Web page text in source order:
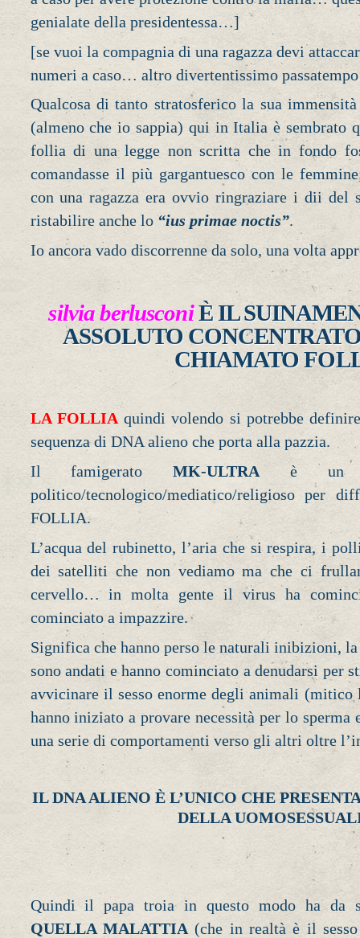
genialate della presidentessa…]
[se vuoi la compagnia di una ragazza devi
numeri a caso… altro divertentissimo
Qualcosa di tanto stratosferico la sua
(almeno che io sappia) qui in Italia è sembrato
follia di una legge non scritta che in fondo
comandasse il più gargantuesco con le
con una ragazza era ovvio ringraziare i dii del
ristabilire anche lo “ius primae noctis”.
Io ancora vado discorrenne da solo, una volta
silvia berlusconiÈ IL
ASSOLUTO
CHIAMATO
LA FOLLIAquindi volendo si potrebbe
sequenza di DNA alieno che porta alla pazzia.
Il famigeratoMK-ULTRA è un
politico/tecnologico/mediatico/religioso per
FOLLIA.
L’acqua del rubinetto, l’aria che si respira, i
dei satelliti che non vediamo ma che ci
cervello… in molta gente il virus ha
cominciato a impazzire.
Significa che hanno perso le naturali inibizioni, la
sono andati e hanno cominciato a denudarsi per
avvicinare il sesso enorme degli animali (mitico
hanno iniziato a provare necessità per lo sperma
una serie di comportamenti verso gli altri oltre
IL DNA ALIENO È L’UNICO CHE
DELLA
Quindi il papa troia in questo modo ha da
QUELLA MALATTIA(che in realtà è il